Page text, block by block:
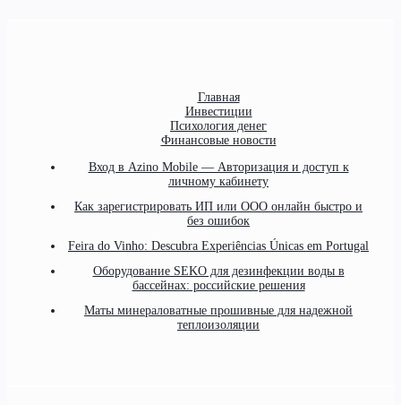
Главная
Инвестиции
Психология денег
Финансовые новости
Вход в Azino Mobile — Авторизация и доступ к
личному кабинету
Как зарегистрировать ИП или ООО онлайн быстро и
без ошибок
Feira do Vinho: Descubra Experiências Únicas em Portugal
Оборудование SEKO для дезинфекции воды в
бассейнах: российские решения
Маты минераловатные прошивные для надежной
теплоизоляции